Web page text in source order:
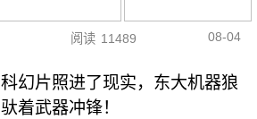
阅读 11489 08-04
科幻片照进了现实，东大机器狼
驮着武器冲锋！